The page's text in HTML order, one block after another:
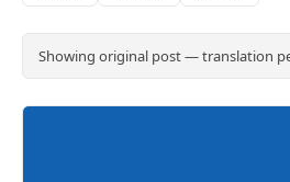
Showing original post — translation